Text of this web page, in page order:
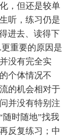
，但还是较单
听，练习仍是
进去、读得下
重要的原因是
没有完全实
个体情况不
的机会相对于
并没有特别注
随时随地”找我
反复练习；中